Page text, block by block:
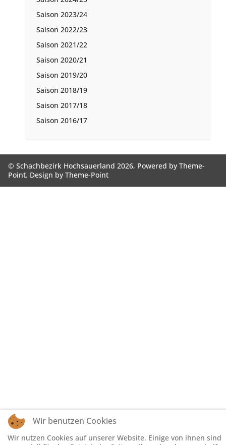
Saison 2023/24
Saison 2022/23
Saison 2021/22
Saison 2020/21
Saison 2019/20
Saison 2018/19
Saison 2017/18
Saison 2016/17
© Schachbezirk Hochsauerland 2026, Powered byTheme-
Point. Design byTheme-Point
Wir benutzen Cookies
Wir nutzen Cookies auf unserer Website. Einige von ihnen sind